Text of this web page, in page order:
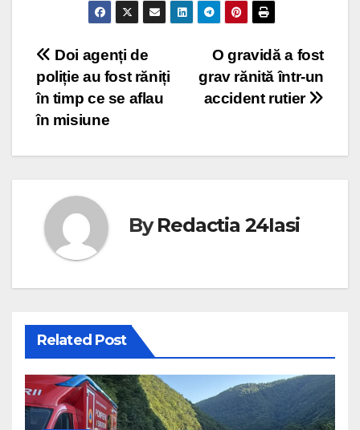
Post
navigation
O gravidă a fost
grav rănită într-un
accident rutier
Doi agenți de
poliție au fost răniți
în timp ce se aflau
în misiune
ByRedactia 24Iasi
Related Post